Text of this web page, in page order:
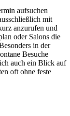
aufsuchen
mit
anzurufen und
oder Salons die
in der
Besuche
auch ein Blick auf
oft ohne feste